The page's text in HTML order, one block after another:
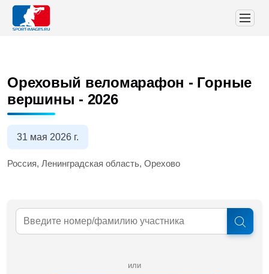
Ореховый веломарафон - Горные
вершины - 2026
31 мая 2026 г.
Россия, Ленинградская область, Орехово
или